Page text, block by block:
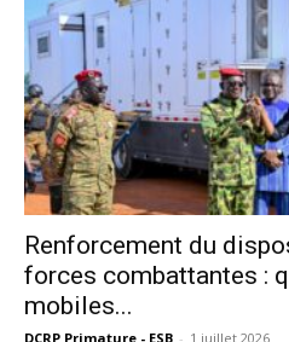
Renforcement du
forces combattantes :
mobiles...
DCRP Primature - ESB - 1 juillet 2026